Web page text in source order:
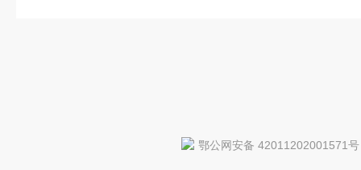
鄂公网安备 42011202001571号